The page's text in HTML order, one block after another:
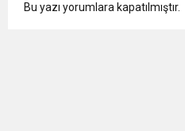
Bu yazı yorumlara kapatılmıştır.